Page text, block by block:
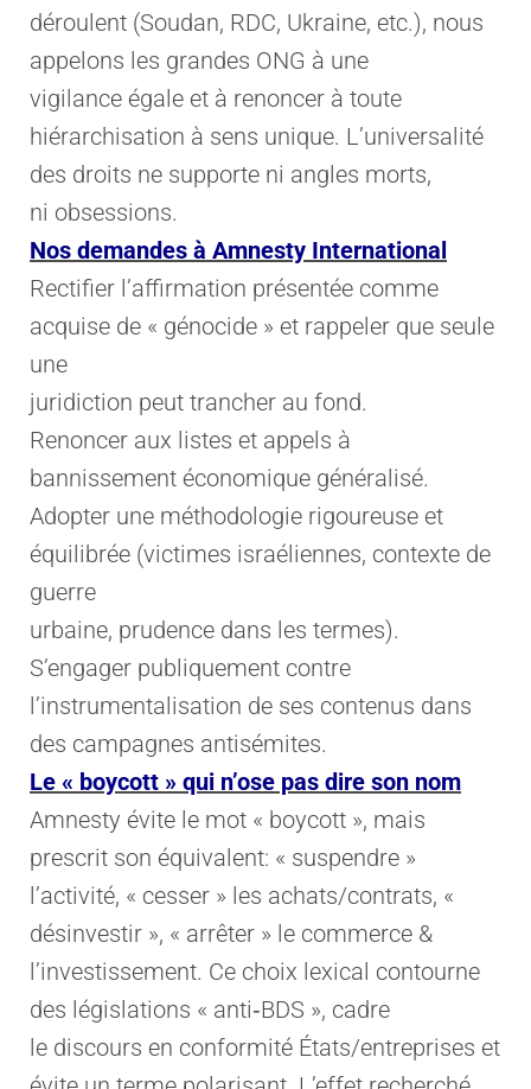
déroulent (Soudan, RDC, Ukraine, etc.), nous
appelons les grandes ONG à une
vigilance égale et à renoncer à toute
hiérarchisation à sens unique. L’universalité
des droits ne supporte ni angles morts,
ni obsessions.
Nos demandes à Amnesty International
Rectifier l’affirmation présentée comme
acquise de « génocide » et rappeler que seule
une
juridiction peut trancher au fond.
Renoncer aux listes et appels à
bannissement économique généralisé.
Adopter une méthodologie rigoureuse et
équilibrée (victimes israéliennes, contexte de
guerre
urbaine, prudence dans les termes).
S’engager publiquement contre
l’instrumentalisation de ses contenus dans
des campagnes antisémites.
Le « boycott » qui n’ose pas dire son nom
Amnesty évite le mot « boycott », mais
prescrit son équivalent: « suspendre »
l’activité, « cesser » les achats/contrats, «
désinvestir », « arrêter » le commerce &
l’investissement. Ce choix lexical contourne
des législations « anti‑BDS », cadre
le discours en conformité États/entreprises et